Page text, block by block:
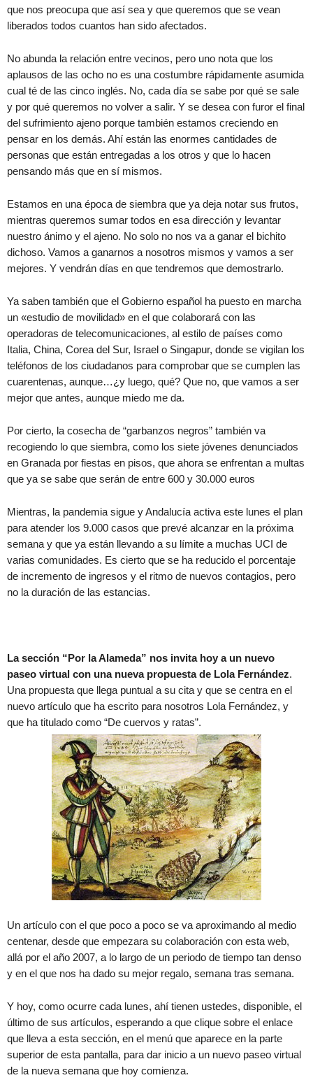
que nos preocupa que así sea y que queremos que se vean
liberados todos cuantos han sido afectados.
No abunda la relación entre vecinos, pero uno nota que los
aplausos de las ocho no es una costumbre rápidamente asumida
cual té de las cinco inglés. No, cada día se sabe por qué se sale
y por qué queremos no volver a salir. Y se desea con furor el final
del sufrimiento ajeno porque también estamos creciendo en
pensar en los demás. Ahí están las enormes cantidades de
personas que están entregadas a los otros y que lo hacen
pensando más que en sí mismos.
Estamos en una época de siembra que ya deja notar sus frutos,
mientras queremos sumar todos en esa dirección y levantar
nuestro ánimo y el ajeno. No solo no nos va a ganar el bichito
dichoso. Vamos a ganarnos a nosotros mismos y vamos a ser
mejores. Y vendrán días en que tendremos que demostrarlo.
Ya saben también que el Gobierno español ha puesto en marcha
un «estudio de movilidad» en el que colaborará con las
operadoras de telecomunicaciones, al estilo de países como
Italia, China, Corea del Sur, Israel o Singapur, donde se vigilan los
teléfonos de los ciudadanos para comprobar que se cumplen las
cuarentenas, aunque…¿y luego, qué? Que no, que vamos a ser
mejor que antes, aunque miedo me da.
Por cierto, la cosecha de “garbanzos negros” también va
recogiendo lo que siembra, como los siete jóvenes denunciados
en Granada por fiestas en pisos, que ahora se enfrentan a multas
que ya se sabe que serán de entre 600 y 30.000 euros
Mientras, la pandemia sigue y Andalucía activa este lunes el plan
para atender los 9.000 casos que prevé alcanzar en la próxima
semana y que ya están llevando a su límite a muchas UCI de
varias comunidades. Es cierto que se ha reducido el porcentaje
de incremento de ingresos y el ritmo de nuevos contagios, pero
no la duración de las estancias.
La sección “Por la Alameda” nos invita hoy a un nuevo
paseo virtual con una nueva propuesta de Lola Fernández.
Una propuesta que llega puntual a su cita y que se centra en el
nuevo artículo que ha escrito para nosotros Lola Fernández, y
que ha titulado como “De cuervos y ratas”.
Un artículo con el que poco a poco se va aproximando al medio
centenar, desde que empezara su colaboración con esta web,
allá por el año 2007, a lo largo de un periodo de tiempo tan denso
y en el que nos ha dado su mejor regalo, semana tras semana.
Y hoy, como ocurre cada lunes, ahí tienen ustedes, disponible, el
último de sus artículos, esperando a que clique sobre el enlace
que lleva a esta sección, en el menú que aparece en la parte
superior de esta pantalla, para dar inicio a un nuevo paseo virtual
de la nueva semana que hoy comienza.